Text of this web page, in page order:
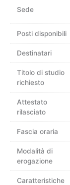
Sede
Posti disponibili
Destinatari
Titolo di studio
richiesto
Attestato
rilasciato
Fascia oraria
Modalità di
erogazione
Caratteristiche